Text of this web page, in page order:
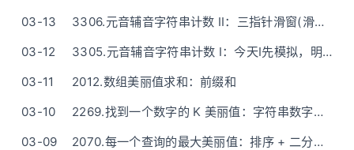
03-13
3306.元音辅音字符串计数 II：三指针滑窗(滑动窗口)
03-12
3305.元音辅音字符串计数 I：今天I先模拟，明天II再开滑
03-11
2012.数组美丽值求和：前缀和
03-10
2269.找到一个数字的 K 美丽值：字符串数字转换(模拟)
03-09
2070.每一个查询的最大美丽值：排序 + 二分查找